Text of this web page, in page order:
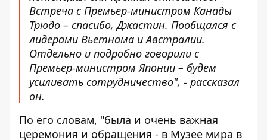
Встреча с Премьер-министром Канады
Трюдо – спасибо, Джастин. Пообщался с
лидерами Вьетнама и Австралии.
Отдельно и подробно говорили с
Премьер-министром Японии – будем
усиливать сотрудничество", - рассказал
он.
По его словам, "была и очень важная
церемония и обращения - в Музее мира в